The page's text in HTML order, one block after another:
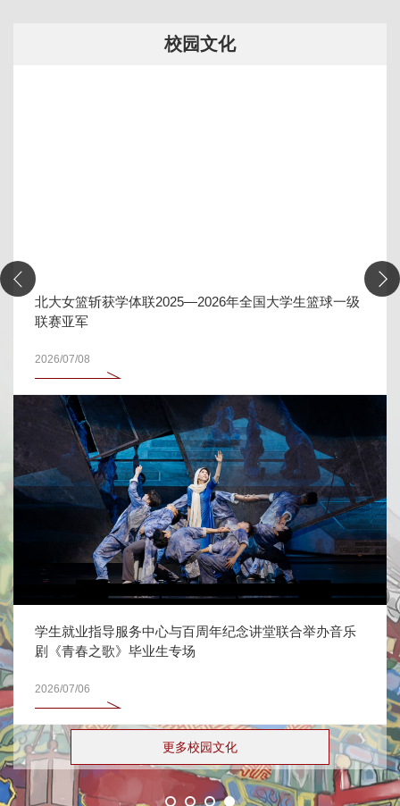
校园文化
北大女篮斩获学体联2025—2026年全国大学生篮球一级
联赛亚军
2026/07/08
学生就业指导服务中心与百周年纪念讲堂联合举办音乐
剧《青春之歌》毕业生专场
2026/07/06
更多校园文化